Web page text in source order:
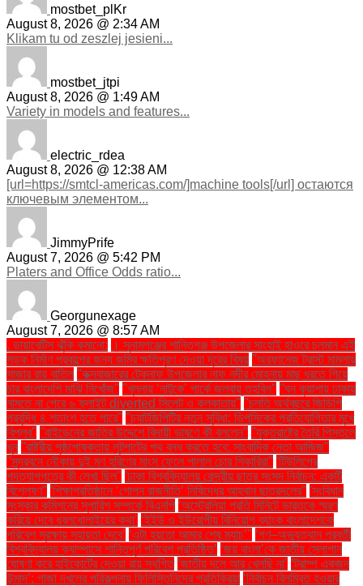
mostbet_plKr
August 8, 2026 @ 2:34 AM
Klikam tu od zeszlej jesieni...
mostbet_jtpi
August 8, 2026 @ 1:49 AM
Variety in models and features...
electric_rdea
August 8, 2026 @ 12:38 AM
[url=https://smtcl-americas.com/]machine tools[/url] остаются
ключевым элементом...
JimmyPrife
August 7, 2026 @ 5:42 PM
Platers and Office Odds ratio...
Georgunexage
August 7, 2026 @ 8:57 AM
. ডায়াবেটিস ঝুঁকি কমানো:
। সুনামগঞ্জের শান্তিগঞ্জ উপজেলার সাংহাই হাওরে চলমান এই
সড়ক নির্মাণ প্রকল্পের জন্য জমির ক্ষতিপূরণ দেওয়া দূরের বিষয় ''অরফানেজ ট্রাস্ট মামলায়
সাজার রায় বাতিল ''কক্সবাজারের টেকনাফ উপজেলার নাফ নদীর মোহনায় মাছ ধরতে গিয়ে
চার বাংলাদেশি মাঝি নিখোঁজ'' ''খুলনায় ‘নাটুকে’ পার্কে জলবায়ু তহবিল'' ''ঘন কুয়াশায় ঢাকায়
নামতে না পেরে ৬ ফ্লাইট diverted সিলেট ও কলকাতায়'' ''চলতি অর্থবছরে জিডিপি
প্রবৃদ্ধি ৪ শতাংশ হতে পারে'' ''চ্যাটজিপিটির নতুন সুবিধা: ডিপসিকের প্রতিযোগিতার মুখে
বিপ্লব'' ''বাইডেনের জাতির উদ্দেশে বিদায়ী ভাষণে কী বললেন'' ''যুক্তরাষ্ট্রে তৈরি পিস্তলে
খুন ''রাষ্ট্রীয় পৃষ্ঠপোষকতায় লুটপাটের পথ বন্ধ করতে হবে: সাংবাদিক নেতা আজিজ"
''সুন্দরবনে নৌকায় দুই মণ হরিণের মাংস ফেলে পালাল চোর শিকারিরা'' 'টিউলিপের
পদত্যাগপত্রে কী লেখা ছিল'' 'ঢাকা বিশ্ববিদ্যালয় কেন্দ্রীয় ছাত্র সংসদ নির্বাচন: একটি
বিশ্লেষণ'' 'শিক্ষাপ্রতিষ্ঠানে ‘গোপন রাজনীতি’ নিষিদ্ধের আহ্বান ছাত্রদলের'' 'সংবিধান
সংস্কার কমিশনের সুপারিশ সম্পর্কে বিএনপি ‘অস্ট্রেলিয়া প্রতি মিনিটে ভারতকে স্মরণ
করিয়ে দেবে ধবলধোলাইয়ের কথা’ ‘ইইউ ও ইউরোপীয় বিনিয়োগ ব্যাংক বাংলাদেশকে
পরিবেশ সুরক্ষায় সহায়তা দেবে’ ‘এটা হয়তো আমার শেষ ম্যাচ’" ‘গণ–অভ্যুত্থান পরবর্তী
বিশ্ববিদ্যালয় ক্যাম্পাসে শান্তিপূর্ণ পরিবেশ প্রতিষ্ঠিত’ ‘জয় বাংলা’কে জাতীয় স্লোগান
ঘোষণা করে হাইকোর্টের দেওয়া রায় স্থগিত ‘জাতীয় দলে আর খেলছি না’ ‘ট্রাম্প একজন
উন্মাদ’: গাজা দখলের পরিকল্পনায় ফিলিস্তিনিদের প্রতিক্রিয়া ‘নির্বাচন বিলম্বিত হওয়ার